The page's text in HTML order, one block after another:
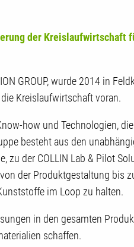
der
GROUP, wurde 2014 in
Kreislaufwirtschaft voran.
how und Technologien,
besteht aus den
zu der COLLIN Lab & Pilot
der Produktgestaltung bis
im Loop zu halten.
in den gesamten
schaffen.